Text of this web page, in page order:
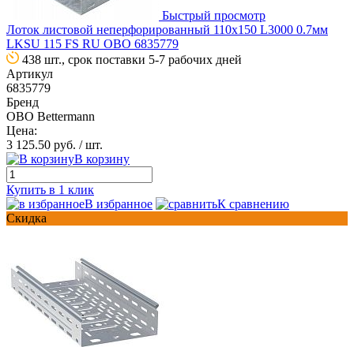
Быстрый просмотр
Лоток листовой неперфорированный 110х150 L3000 0.7мм
LKSU 115 FS RU OBO 6835779
438 шт., срок поставки 5-7 рабочих дней
Артикул
6835779
Бренд
OBO Bettermann
Цена:
3 125.50 руб. / шт.
В корзину
Купить в 1 клик
В избранное
К сравнению
Скидка